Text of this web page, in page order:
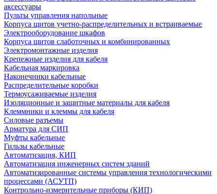
аксессуары
Пульты управления напольные
Корпуса щитов учетно-распределительных и встраиваемые
Электрооборудование шкафов
Корпуса щитов слаботочных и комбинированных
Электромонтажные изделия
Крепежные изделия для кабеля
Кабельная маркировка
Наконечники кабельные
Распределительные коробки
Термоусаживаемые изделия
Изоляционные и защитные материалы для кабеля
Клеммники и клеммы для кабеля
Силовые разъемы
Арматура для СИП
Муфты кабельные
Гильзы кабельные
Автоматизация, КИП
Автоматизация инженерных систем зданий
Автоматизированные системы управления технологическими
процессами (АСУТП)
Контрольно-измерительные приборы (КИП)